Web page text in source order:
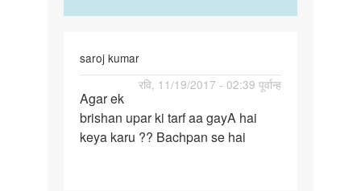
saroj kumar
रवि, 11/19/2017 - 02:39 पूर्वान्ह
Agar
ek
brishan
Agar ek
brishan upar ki tarf aa gayA hai
keya karu ?? Bachpan se hai